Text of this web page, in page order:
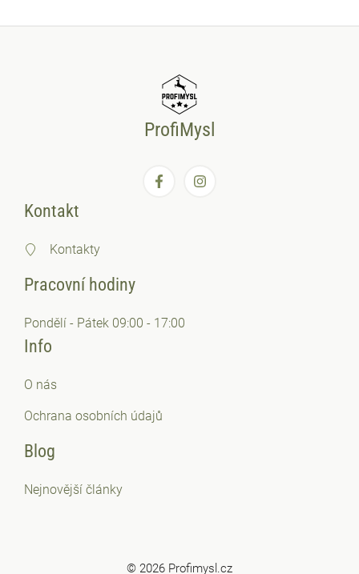
ProfiMysl
Kontakt
Kontakty
Pracovní hodiny
Pondělí - Pátek 09:00 - 17:00
Info
O nás
Ochrana osobních údajů
Blog
Nejnovější články
© 2026 Profimysl.cz